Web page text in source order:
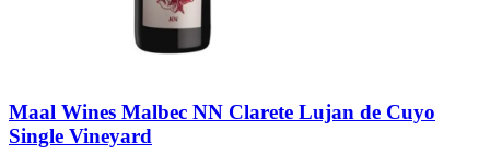
Maal Wines Malbec NN Clarete Lujan de Cuyo
Single Vineyard